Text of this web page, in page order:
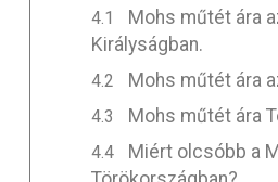
Mohs műtét ára
Királyságban.
Mohs műtét ára
Mohs műtét ára
Miért olcsóbb a